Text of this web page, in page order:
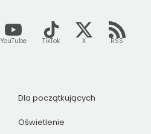
YouTube TikTok X RSS
Dla początkujących
Oświetlenie